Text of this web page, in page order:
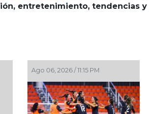
entretenimiento, tendencias y
Ago 06, 2026 / 10:53 PM Ago 06,